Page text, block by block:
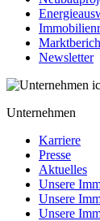
Newsletter
Unternehmen
Karriere
Presse
Aktuelles
Unsere
Unsere
Unsere